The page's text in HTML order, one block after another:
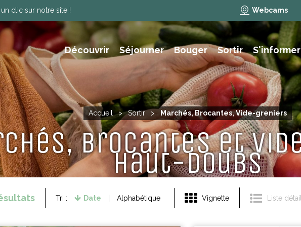
clic sur notre site ! Webcams
Découvrir Séjourner Bouger Sortir S'informer
Accueil > Sortir > Marchés, Brocantes, Vide-greniers
Brocantes et
Haut-Doubs
Vignette Liste
Tri : Date Alphabétique